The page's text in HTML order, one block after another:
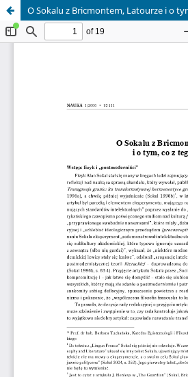
O Sokalu z Bricmontem, Latourze i o